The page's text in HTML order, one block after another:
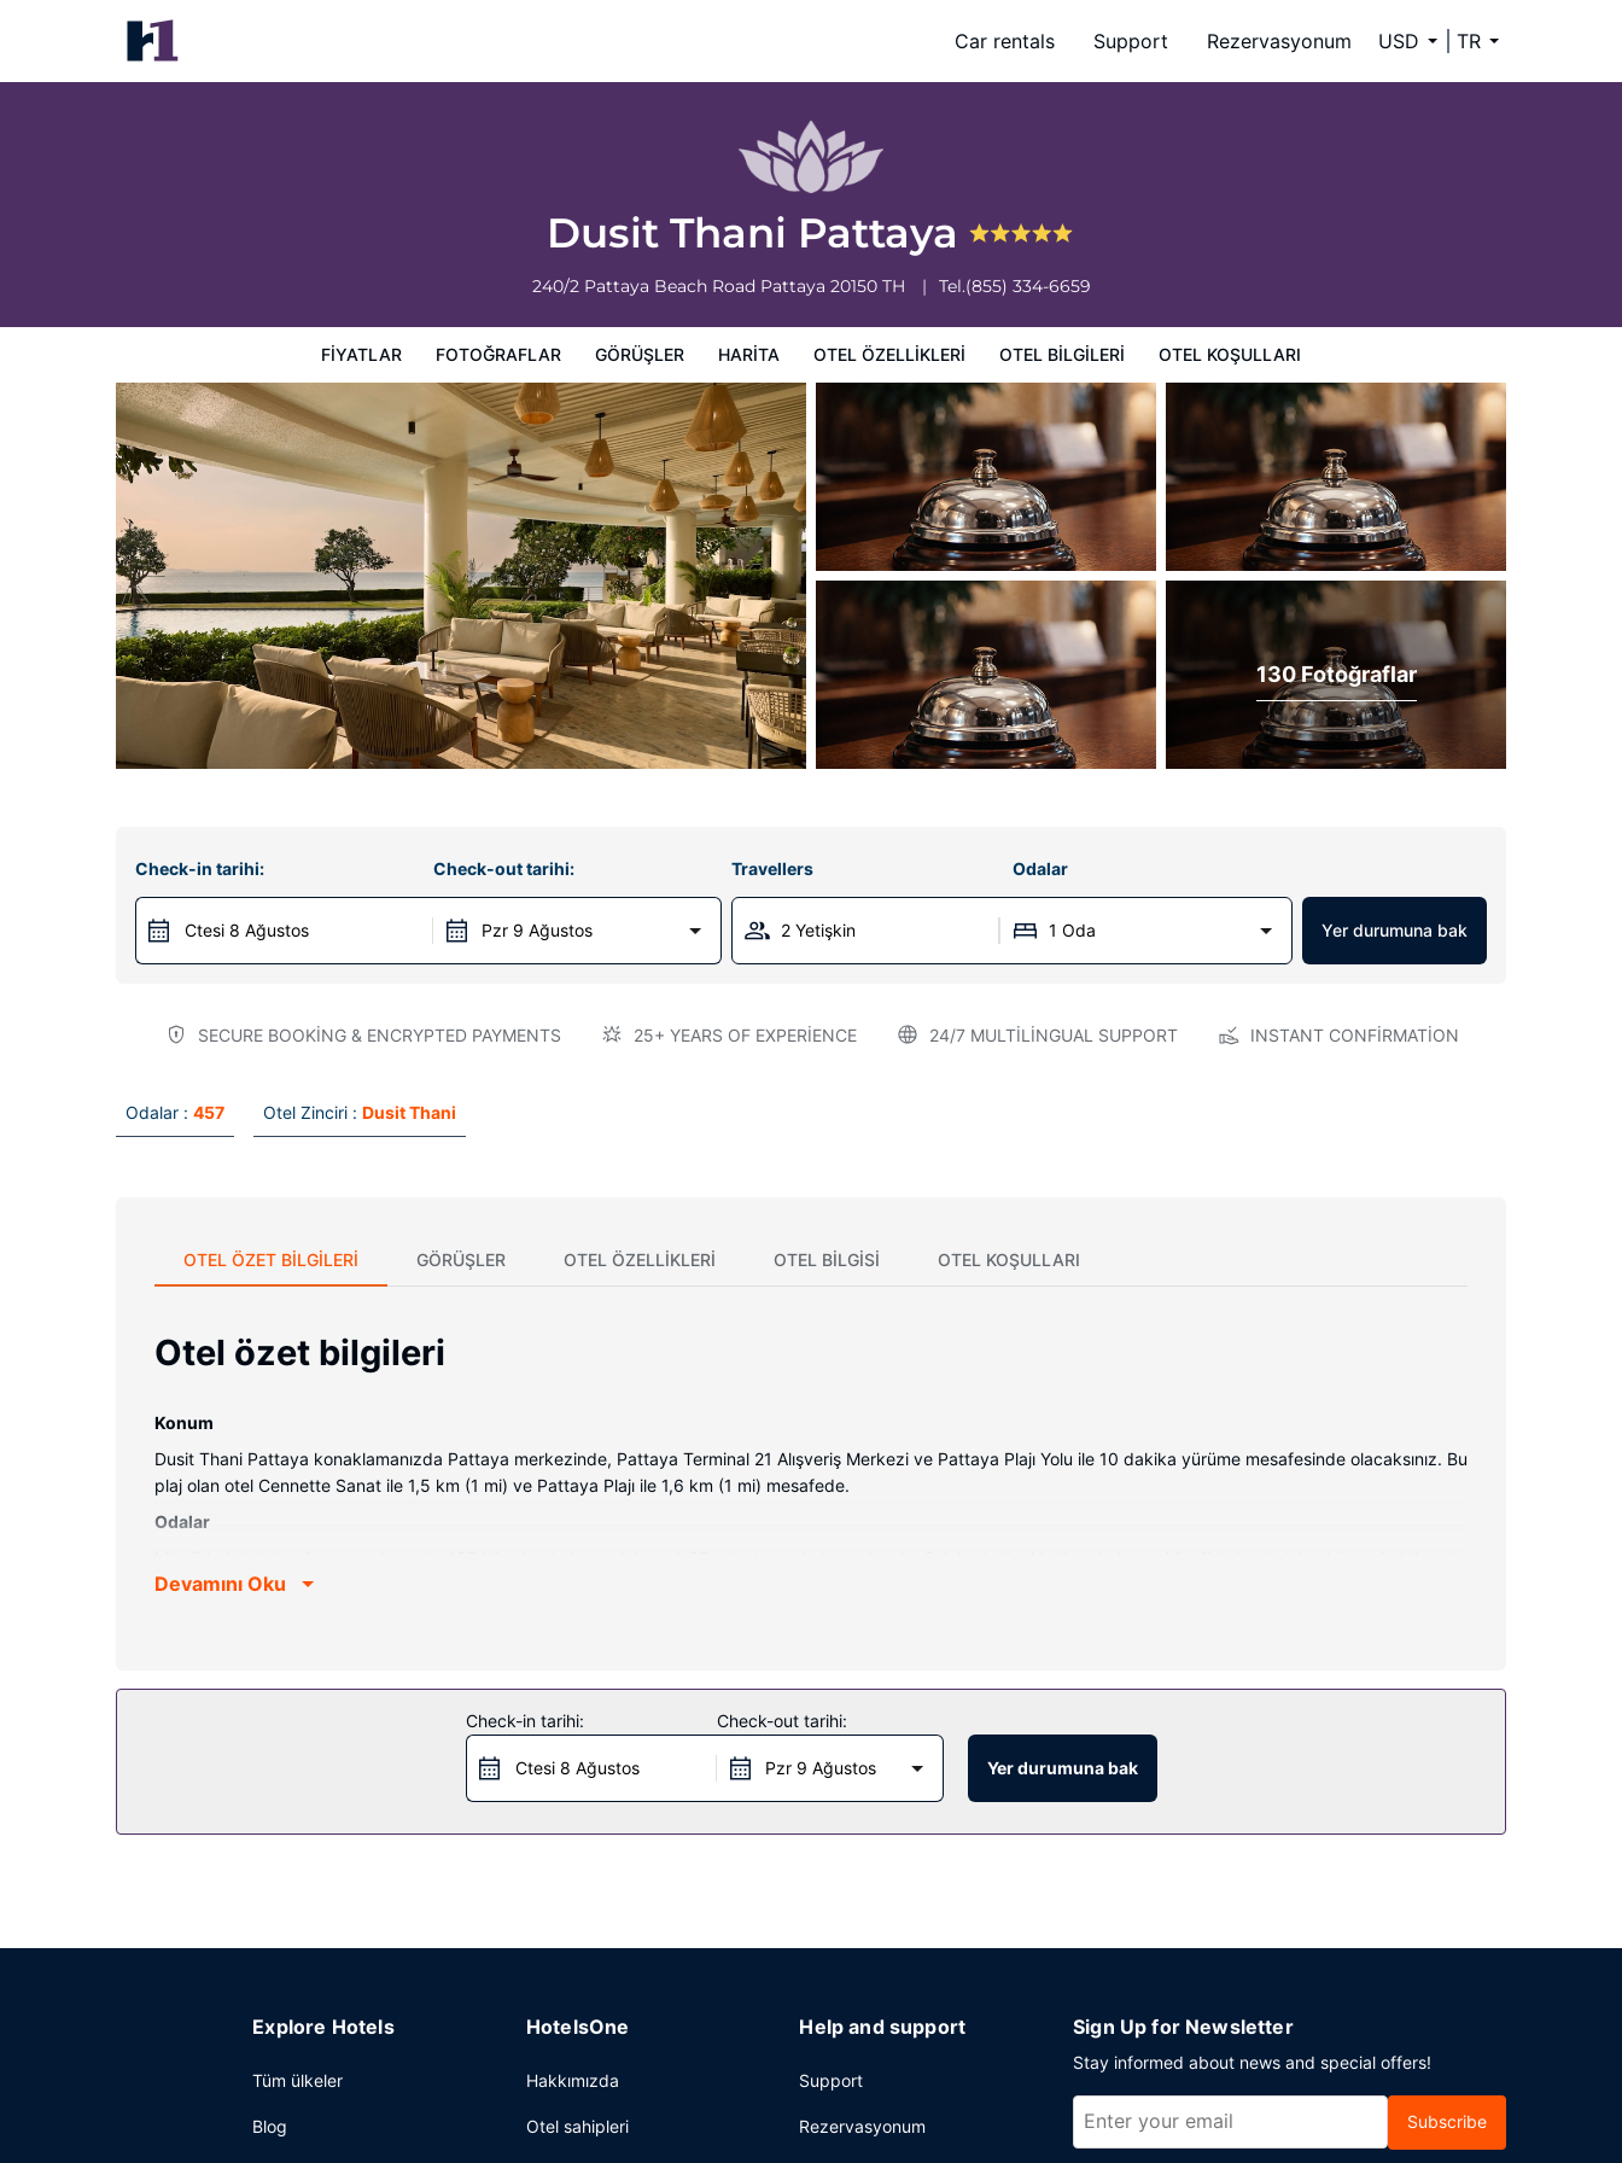
Car rentals Support Rezervasyonum USD TR
Dusit Thani Pattaya
240/2 Pattaya Beach Road Pattaya 20150 TH Tel.(855) 334-6659
FIYATLAR FOTOĞRAFLAR GÖRÜŞLER HARITA OTEL ÖZELLIKLERI OTEL BILGILERI OTEL KOŞULLARI
Dusit Thani Pattaya
Fiyatlar
130 Fotoğraflar
Check-in tarihi:
Ctesi 8 Ağustos
Check-out tarihi:
Pzr 9 Ağustos
Travellers Odalar
2 Yetişkin 1 Oda Yer durumuna bak
SECURE BOOKING & ENCRYPTED PAYMENTS 25+ YEARS OF EXPERIENCE 24/7 MULTILINGUAL SUPPORT INSTANT CONFIRMATION
Odalar : 457 Otel Zinciri : Dusit Thani
OTEL ÖZET BILGILERI GÖRÜŞLER OTEL ÖZELLIKLERI OTEL BILGISI OTEL KOŞULLARI
Otel özet bilgileri
Konum
Dusit Thani Pattaya konaklamanızda Pattaya merkezinde, Pattaya Terminal 21 Alışveriş Merkezi ve Pattaya Plajı Yolu ile 10 dakika yürüme mesafesinde olacaksınız. Bu
plaj olan otel Cennette Sanat ile 1,5 km (1 mi) ve Pattaya Plajı ile 1,6 km (1 mi) mesafede.
Odalar
için uydu kanalları, DVD oynatıcı ve ücretsiz kablosuz internet vardır. Özel banyo, küvet veya duş, ücretsiz banyo/kozmetik ürünleri ve saç kurutma makinesi vardır.
The Bay yemek servisi için müsait, ayrıca kahve dükkânında/kafede hafif yemek servisi yapılıyor. Misafirler için otelde ayrıca belirli saatlerde oda servisi mevcut.
Bar/oturma salonu, havuz barı veya bir 2 havuz kenarı barı ile serinletici bir içki içerek rahatlayın. Misafirlere her gün 6 ve 10.30 arasında ücretli açık büfe kahvaltı
Devamını Oku
Check-in tarihi:
Ctesi 8 Ağustos
Check-out tarihi:
Pzr 9 Ağustos Yer durumuna bak
Explore Hotels
Tüm ülkeler
Blog
HotelsOne
Hakkımızda
Otel sahipleri
Help and support
Support
Rezervasyonum
Sign Up for Newsletter
Stay informed about news and special offers!
Subscribe